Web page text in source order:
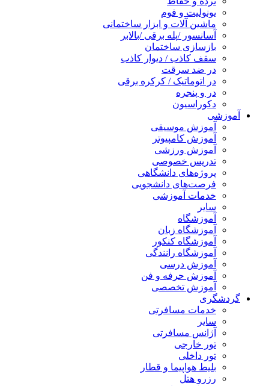
یونولیت و فوم
ماشین آلات و ابزار ساختمانی
آسانسور /پله برقی /بالابر
بازسازی ساختمان
سقف کاذب / دیوار کاذب
در ضد سرقت
در اتوماتیک / کرکره برقی
در و پنجره
دکوراسیون
آموزشی
آموزش موسیقی
آموزش کامپیوتر
آموزش ورزشی
تدریس خصوصی
پروژه‌های دانشگاهی
فرصت‌های دانشجویی
خدمات آموزشی
سایر
آموزشگاه
آموزشگاه زبان
آموزشگاه کنکور
آموزشگاه رانندگی
آموزش درسی
آموزش حرفه و فن
آموزش تخصصی
گردشگری
خدمات مسافرتی
سایر
آژانس مسافرتی
تور خارجی
تور داخلی
بلیط هواپیما و قطار
رزرو هتل